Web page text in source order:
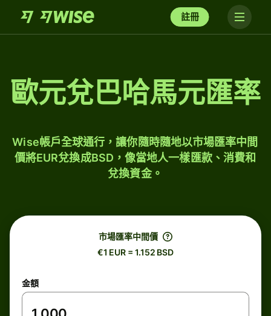
註冊
歐元兌巴哈馬元匯率
Wise帳戶全球通行，讓你隨時隨地以市場匯率中間
價將EUR兌換成BSD，像當地人一樣匯款、消費和
兌換資金。
市場匯率中間價
€1 EUR = 1.152 BSD
金額